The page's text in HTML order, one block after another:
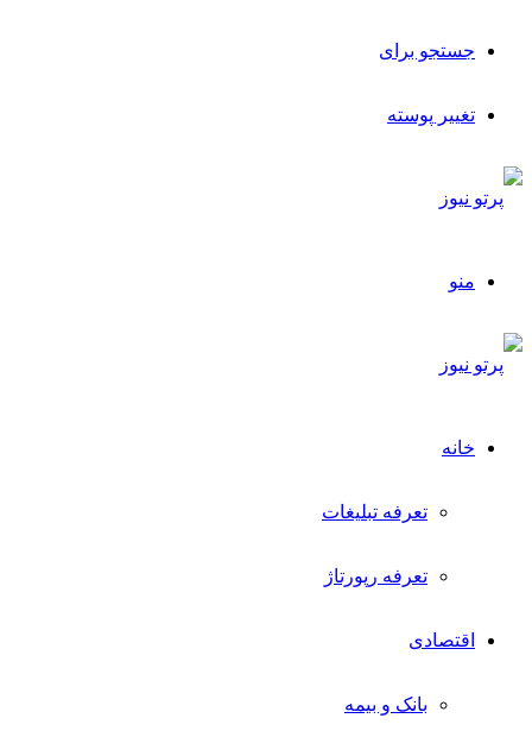
جستجو برای
تغییر پوسته
منو
خانه
تعرفه تبلیغات
تعرفه رپورتاژ
اقتصادی
بانک و بیمه